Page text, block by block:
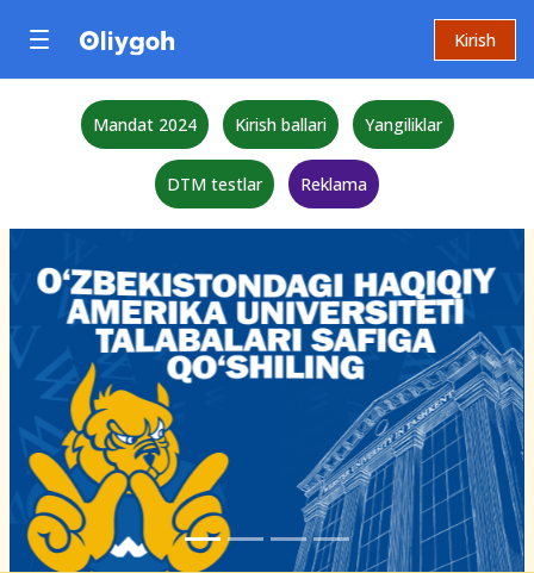
Kirish
Mandat 2024 Kirish ballari Yangiliklar
DTM testlar Reklama